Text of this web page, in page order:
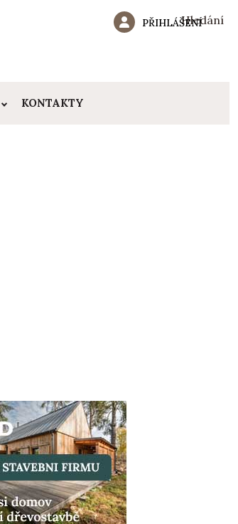
Hledání
PŘIHLÁŠENÍ
KONTAKTY